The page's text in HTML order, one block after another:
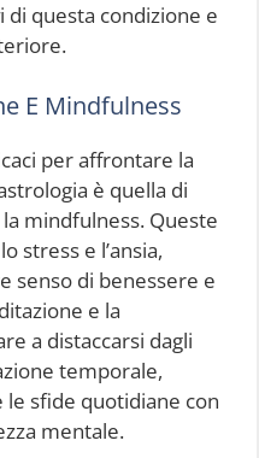
questa condizione e
E Mindfulness
per affrontare la
è quella di
mindfulness. Queste
stress e l’ansia,
senso di benessere e
e la
a distaccarsi dagli
temporale,
sfide quotidiane con
mentale.